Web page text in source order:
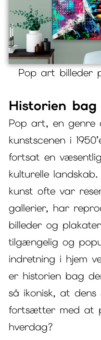
Pop art billeder
Historien
Pop art, en genre
kunstscenen i
fortsat en
kulturelle
kunst ofte var
gallerier, har
billeder og
tilgængelig og
indretning i hjem
er historien bag
så ikonisk, at
fortsætter med at
hverdag?